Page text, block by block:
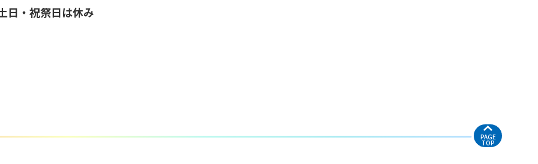
日・祝祭日は休み
PAGE
TOP